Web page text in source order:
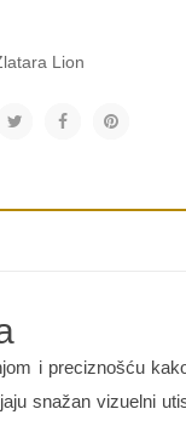
Lion
i preciznošću
snažan vizuelni